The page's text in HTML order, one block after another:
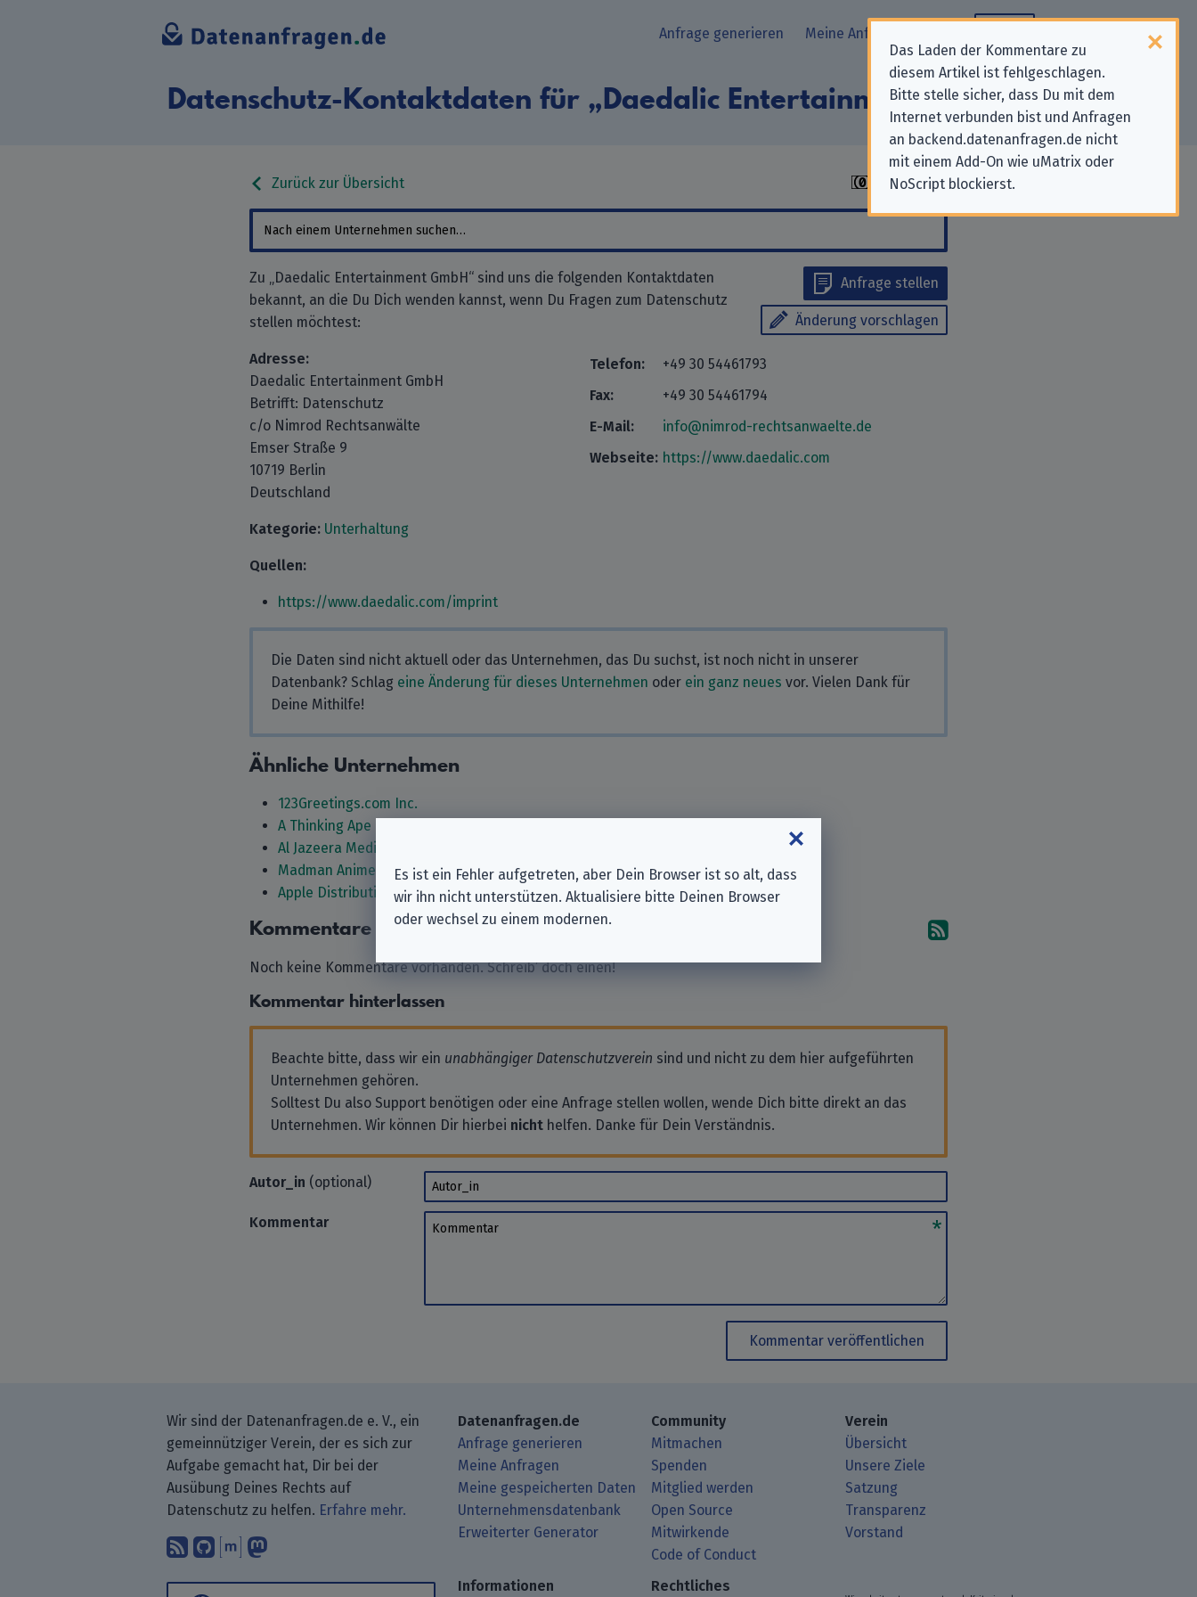
Das Laden der Kommentare zu
diesem Artikel ist fehlgeschlagen.
Bitte stelle sicher, dass Du mit dem
Internet verbunden bist und Anfragen
an backend.datenanfragen.de nicht
mit einem Add-On wie uMatrix oder
NoScript blockierst.
Anfrage generieren Meine Anfragen
Datenschutz-Kontaktdaten für „Daedalic Entertainment GmbH“
Zurück zur Übersicht
Anfrage stellen
Änderung vorschlagen
Zu „Daedalic Entertainment GmbH“ sind uns die folgenden Kontaktdaten
bekannt, an die Du Dich wenden kannst, wenn Du Fragen zum Datenschutz
stellen möchtest:
Adresse:
Daedalic Entertainment GmbH
Betrifft: Datenschutz
c/o Nimrod Rechtsanwälte
Emser Straße 9
10719 Berlin
Deutschland
Telefon:
+49 30 54461793
Fax:
+49 30 54461794
E-Mail:
info@nimrod-rechtsanwaelte.de
Webseite: https://www.daedalic.com
Kategorie: Unterhaltung
Quellen:
https://www.daedalic.com/imprint
Die Daten sind nicht aktuell oder das Unternehmen, das Du suchst, ist noch nicht in unserer
Datenbank? Schlag eine Änderung für dieses Unternehmen oder ein ganz neues vor. Vielen Dank für
Deine Mithilfe!
Ähnliche Unternehmen
123Greetings.com Inc.
A Thinking Ape Entertainment Ltd.
Al Jazeera Media Network
Madman Anime Group Pty Ltd
Apple Distribution International Ltd.
Kommentare Abonniere die
Noch keine Kommentare vorhanden. Schreib’ doch einen!
Kommentar hinterlassen
Beachte bitte, dass wir ein unabhängiger Datenschutzverein sind und nicht zu dem hier aufgeführten
Unternehmen gehören.
Solltest Du also Support benötigen oder eine Anfrage stellen wollen, wende Dich bitte direkt an das
Unternehmen. Wir können Dir hierbei nicht helfen. Danke für Dein Verständnis.
Autor_in (optional) Autor_in
Kommentar Kommentar
Kommentar veröffentlichen
Wir sind der Datenanfragen.de e. V., ein
gemeinnütziger Verein, der es sich zur
Aufgabe gemacht hat, Dir bei der
Ausübung Deines Rechts auf
Datenschutz zu helfen. Erfahre mehr.
Abonniere unsere Blogbeiträge mit Deinem RSS-Reader.
Finde uns bei GitHub.
Unterhalte Dich mit uns über Matrix.
Folge uns bei Mastodon.
Datenanfragen.de
Anfrage generieren
Meine Anfragen
Meine gespeicherten Daten
Unternehmensdatenbank
Erweiterter Generator
Community
Mitmachen
Spenden
Mitglied werden
Open Source
Mitwirkende
Code of Conduct
Verein
Übersicht
Unsere Ziele
Satzung
Transparenz
Vorstand
Informationen Rechtliches
Es ist ein Fehler aufgetreten, aber Dein Browser ist so alt, dass
wir ihn nicht unterstützen. Aktualisiere bitte Deinen Browser
oder wechsel zu einem modernen.